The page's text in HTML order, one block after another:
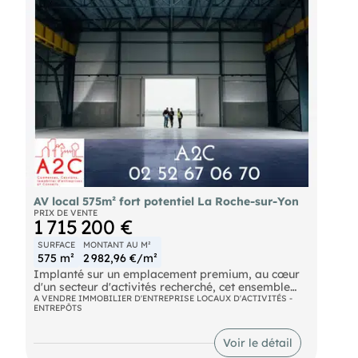
AV local 575m² fort potentiel La Roche-sur-Yon
PRIX DE VENTE
1 715 200 €
SURFACE
575 m²
MONTANT AU M²
2 982,96 €/m²
Implanté sur un emplacement premium, au cœur
d'un secteur d'activités recherché, cet ensemble
immobilier constitue une opportunité rare, tant
pour un utilisateur que pour un investisseur ou un
porteur de projet à forte valeur ajoutée.
Le bien se compose d'un local d'activité d'environ
A VENDRE IMMOBILIER D'ENTREPRISE LOCAUX D'ACTIVITÉS -
ENTREPÔTS
Voir le détail